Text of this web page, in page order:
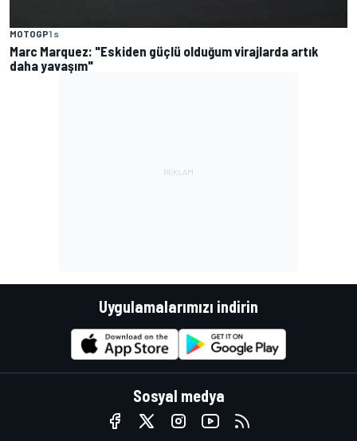
MOTOGP1 s
Marc Marquez: "Eskiden güçlü olduğum virajlarda artık
daha yavaşım"
Uygulamalarımızı indirin
Sosyal medya